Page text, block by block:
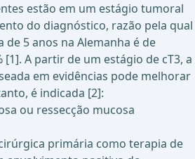
estão em um estágio tumoral
do diagnóstico, razão pela qual
de 5 anos na Alemanha é de
[1]. A partir de um estágio de cT3, a
em evidências pode melhorar
é indicada [2]:
ou ressecção mucosa
primária como terapia de